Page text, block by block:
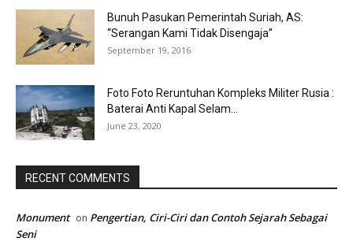
Bunuh Pasukan Pemerintah Suriah, AS:
“Serangan Kami Tidak Disengaja”
September 19, 2016
Foto Foto Reruntuhan Kompleks Militer Rusia :
Baterai Anti Kapal Selam...
June 23, 2020
RECENT COMMENTS
Monument on Pengertian, Ciri-Ciri dan Contoh Sejarah Sebagai
Seni